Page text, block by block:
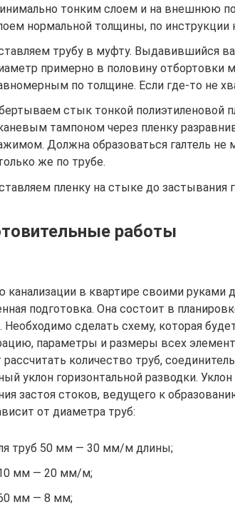
тонким слоем и на внешнюю
нормальной толщины, по инструкции
трубу в муфту. Выдавившийся
примерно в половину отбортовки
по толщине. Если где-то не
стык тонкой полиэтиленовой
тампоном через пленку
Должна образоваться галтель не
же по трубе.
пленку на стыке до застывания
работы
канализации в квартире своими руками
подготовка. Она состоит в
сделать схему, которая
параметры и размеры всех
рассчитать количество труб,
уклон горизонтальной разводки.
застоя стоков, ведущего к
от диаметра труб:
труб 50 мм — 30 мм/м длины;
мм — 20 мм/м;
мм — 8 мм;